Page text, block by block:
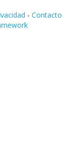
- Contacto